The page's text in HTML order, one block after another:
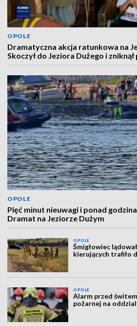
OPOLE
Dramatyczna akcja ratunkowa na
Skoczył do Jeziora Dużego i
OPOLE
Pięć minut nieuwagi i ponad
Dramat na Jeziorze Dużym
OPOLE
Śmigłowiec
kierujących trafiło
OPOLE
Alarm przed
pożarnej na